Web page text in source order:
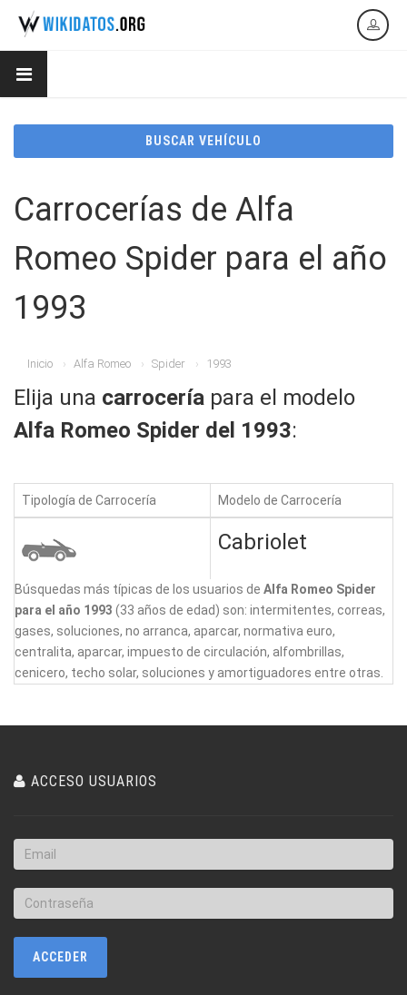
BUSCAR VEHÍCULO
Carrocerías de Alfa
Romeo Spider para el año
1993
Inicio Alfa Romeo Spider 1993
Elija una carrocería para el modelo
Alfa Romeo Spider del 1993:
Tipología de Carrocería Modelo de Carrocería
Cabriolet
Búsquedas más típicas de los usuarios de Alfa Romeo Spider
para el año 1993 (33 años de edad) son: intermitentes, correas,
gases, soluciones, no arranca, aparcar, normativa euro,
centralita, aparcar, impuesto de circulación, alfombrillas,
cenicero, techo solar, soluciones y amortiguadores entre otras.
ACCESO USUARIOS